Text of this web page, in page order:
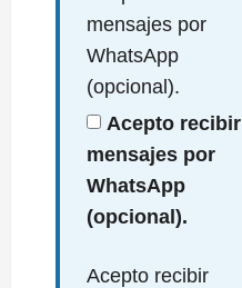
mensajes por
WhatsApp
(opcional).
Acepto recibir
mensajes por
WhatsApp
(opcional).
Acepto recibir